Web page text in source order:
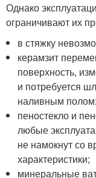
Однако
ограничивают их
в стяжку
керамзит
поверхность,
и потребуется
наливным полом;
пеностекло и
любые
не намокнут со
характеристики;
минеральные